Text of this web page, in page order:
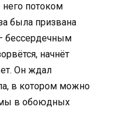
него потоком
была призвана
бессердечным
начнёт
Он ждал
в котором можно
в обоюдных